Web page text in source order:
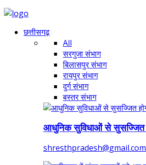
छत्तीसगढ़
All
सरगुजा संभाग
बिलासपुर संभाग
रायपुर संभाग
दुर्ग संभाग
बस्तर संभाग
आधुनिक सुविधाओं से सुसज्जित
shresthpradesh@gmail.com